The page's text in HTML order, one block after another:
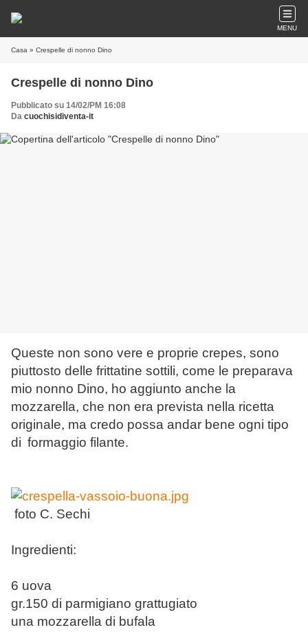
MENU
Casa » Crespelle di nonno Dino
Crespelle di nonno Dino
Pubblicato su 14/02/PM 16:08
Da cuochisidiventa-it
Queste non sono vere e proprie crepes, sono
piuttosto delle frittatine sottili, come le preparava
mio nonno Dino, ho aggiunto anche la
mozzarella, che non era prevista nella ricetta
originale, ma credo possa andar bene ogni tipo
di formaggio filante.
foto C. Sechi
Ingredienti:
6 uova
gr.150 di parmigiano grattugiato
una mozzarella di bufala